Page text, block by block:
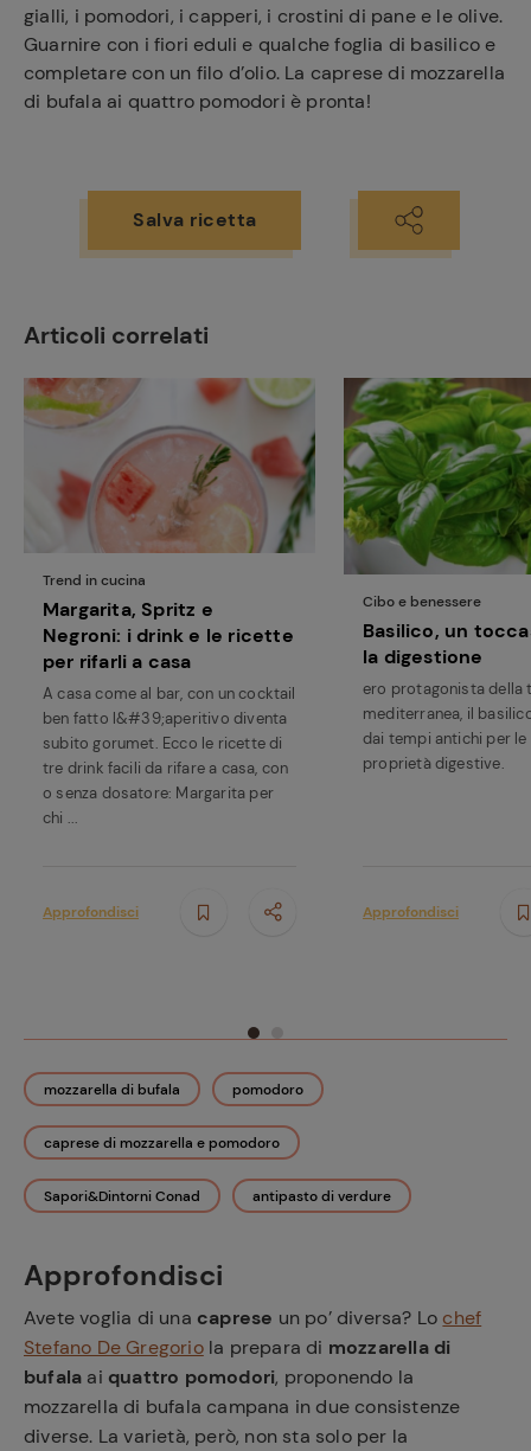
gialli, i pomodori, i capperi, i crostini di pane e le olive.
Guarnire con i fiori eduli e qualche foglia di basilico e
completare con un filo d’olio. La caprese di mozzarella
di bufala ai quattro pomodori è pronta!
Salva ricetta
mozzarella di bufala pomodoro
caprese di mozzarella e pomodoro
Sapori&Dintorni Conad antipasto di verdure
Approfondisci
Avete voglia di una caprese un po’ diversa? Lo chef
Stefano De Gregoriola prepara di mozzarella di
bufala ai quattro pomodori, proponendo la
mozzarella di bufala campana in due consistenze
diverse. La varietà, però, non sta solo per la
Articoli correlati
Trend in cucina
Margarita, Spritz e
Negroni: i drink e le ricette
per rifarli a casa
A casa come al bar, con un cocktail
ben fatto l&#39;aperitivo diventa
subito gorumet. Ecco le ricette di
tre drink facili da rifare a casa, con
o senza dosatore: Margarita per
chi ...
Approfondisci
Cibo e benessere
Basilico, un
la digestione
ero protagonista della
mediterranea, il
dai tempi antichi per le
proprietà digestive.
Approfondisci